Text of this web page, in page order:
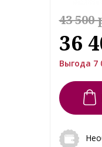
43 500
36
Выгода 7